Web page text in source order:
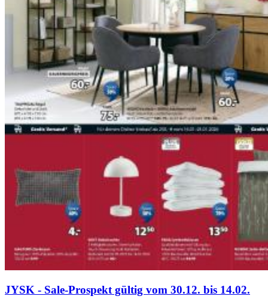
JYSK - Sale-Prospekt gültig vom 30.12. bis 14.02.